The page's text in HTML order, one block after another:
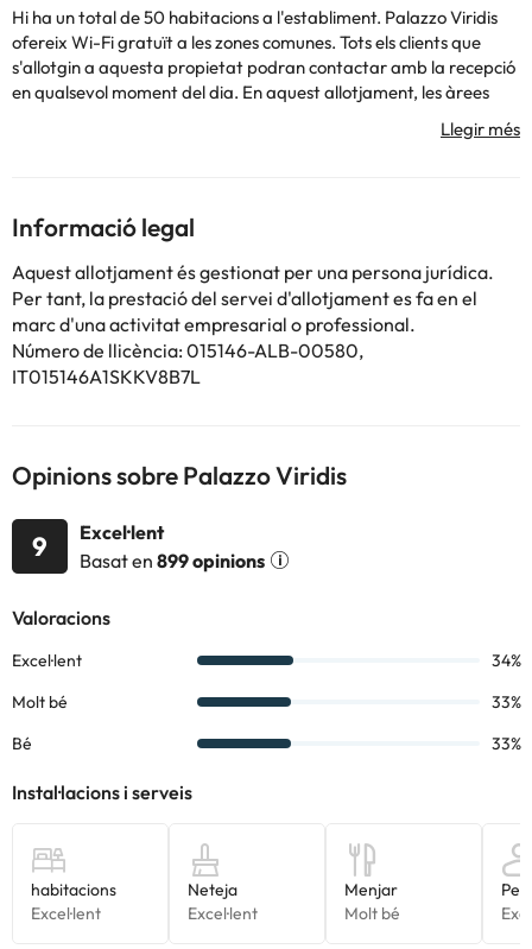
Hi ha un total de 50 habitacions a l'establiment. Palazzo Viridis
ofereix Wi-Fi gratuït a les zones comunes. Tots els clients que
s'allotgin a aquesta propietat podran contactar amb la recepció
en qualsevol moment del dia. En aquest allotjament, les àrees
comunes són accessibles a les persones de mobilitat reduïda. Així
mateix, les instal·lacions tenen aparcament perquè els hostes
Alguns dels serveis detallats poden ser de pagament. Podeu
informació d'aquesta fitxa està subjecta a canvis per part de
l'allotjament. Si tens dubtes, contacta'ns.
Informació legal
Aquest allotjament és gestionat per una persona jurídica.
Per tant, la prestació del servei d'allotjament es fa en el
marc d'una activitat empresarial o professional.
Número de llicència: 015146-ALB-00580,
IT015146A1SKKV8B7L
Opinions sobre Palazzo Viridis
9
Excel·lent
Basat en 899 opinions